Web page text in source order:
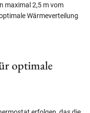
maximal 2,5 m vom
Wärmeverteilung
optimale